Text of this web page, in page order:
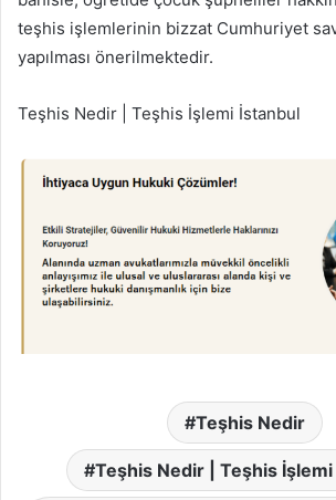
teşhis işlemlerinin bizzat Cumhuriyet
yapılması önerilmektedir.
Teşhis Nedir | Teşhis İşlemi İstanbul
Teşhis Nedir
Teşhis Nedir | Teşhis